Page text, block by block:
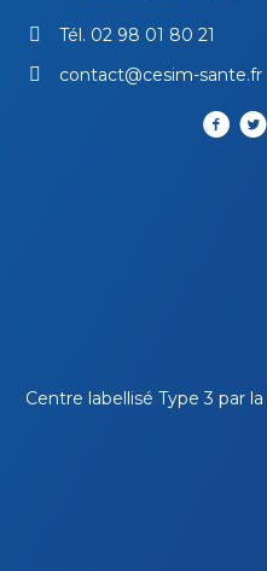
Tél. 02 98 01 80 21
contact@cesim-sante.fr
Centre labellisé Type 3 par la